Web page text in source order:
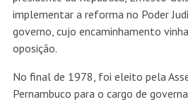
implementar a reforma no Poder
governo, cujo encaminhamento
oposição.
No final de 1978, foi eleito pela
Pernambuco para o cargo de